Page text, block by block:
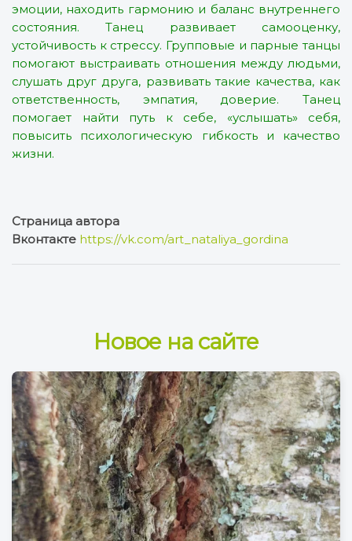
эмоции, находить гармонию и баланс внутреннего
состояния. Танец развивает самооценку,
устойчивость к стрессу. Групповые и парные танцы
помогают выстраивать отношения между людьми,
слушать друг друга, развивать такие качества, как
ответственность, эмпатия, доверие. Танец
помогает найти путь к себе, «услышать» себя,
повысить психологическую гибкость и качество
жизни.
Страница автора
Вконтакте https://vk.com/art_nataliya_gordina
Новое на сайте